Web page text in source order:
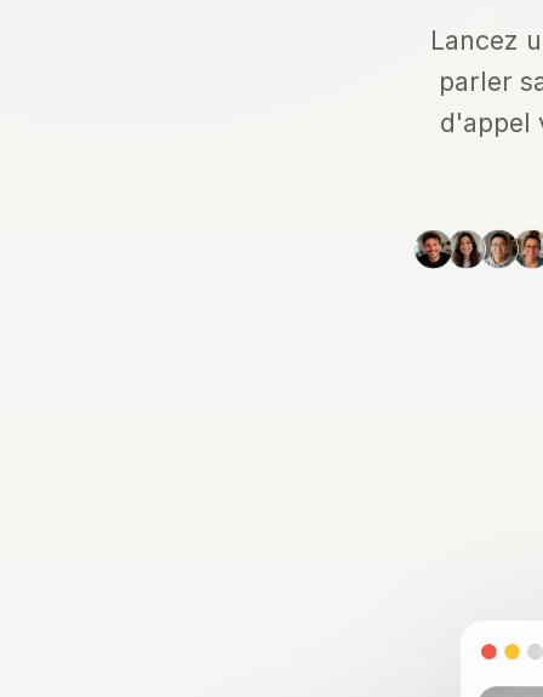
Lancez
parler
d'appel